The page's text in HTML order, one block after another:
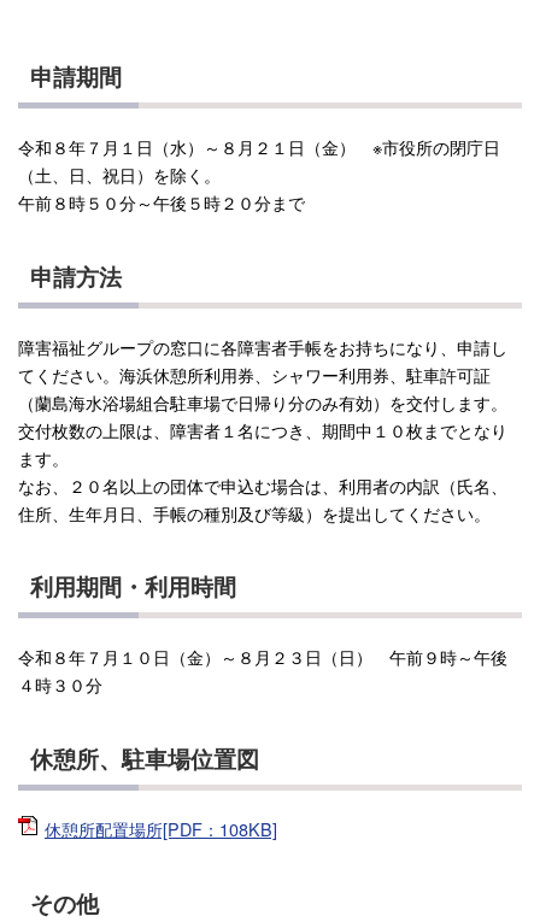
申請期間
令和８年７月１日（水）～８月２１日（金） ※市役所の閉庁日
（土、日、祝日）を除く。
午前８時５０分～午後５時２０分まで
申請方法
障害福祉グループの窓口に各障害者手帳をお持ちになり、申請し
てください。海浜休憩所利用券、シャワー利用券、駐車許可証
（蘭島海水浴場組合駐車場で日帰り分のみ有効）を交付します。
交付枚数の上限は、障害者１名につき、期間中１０枚までとなり
ます。
なお、２０名以上の団体で申込む場合は、利用者の内訳（氏名、
住所、生年月日、手帳の種別及び等級）を提出してください。
利用期間・利用時間
令和８年７月１０日（金）～８月２３日（日） 午前９時～午後
４時３０分
休憩所、駐車場位置図
休憩所配置場所[PDF：108KB]
その他